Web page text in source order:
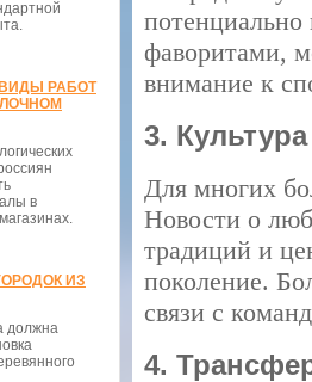
РАБОТ
в
ИЗ
должна
фаворитами,
внимание к
3.
Для многих
Новости о
традиций и
поколение.
связи с
4.